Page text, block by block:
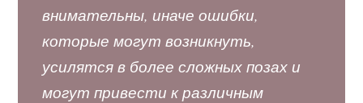
внимательны, иначе ошибки,
которые могут возникнуть,
усилятся в более сложных позах и
могут привести к различным